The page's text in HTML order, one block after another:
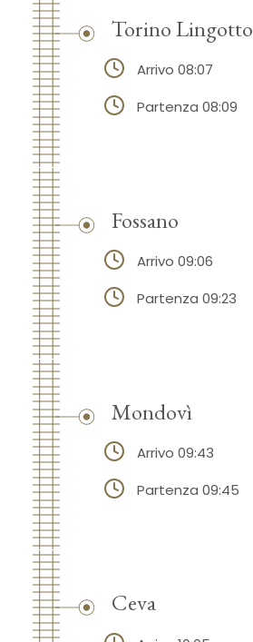
Torino Lingotto
Arrivo 08:07
Partenza 08:09
Fossano
Arrivo 09:06
Partenza 09:23
Mondovì
Arrivo 09:43
Partenza 09:45
Ceva